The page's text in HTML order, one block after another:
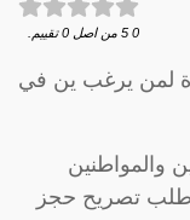
0
5 من اصل 0 تقييم.
لمن يرغب ين في
والمواطنين
طلب تصريح حجز